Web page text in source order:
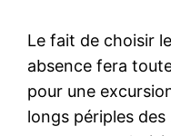
Le fait de choisir
absence fera
pour une
longs périples